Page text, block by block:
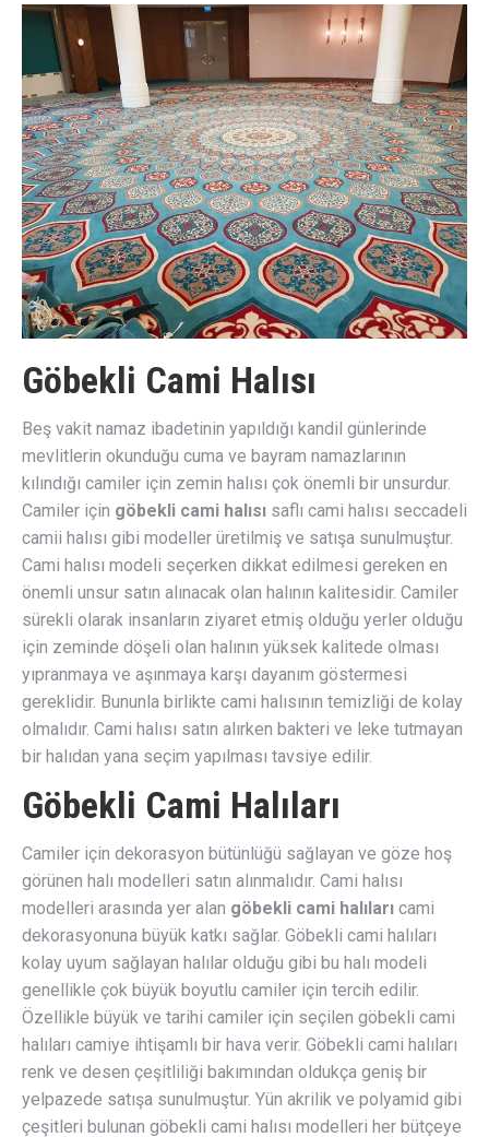
Göbekli Cami Halısı
Beş vakit namaz ibadetinin yapıldığı kandil günlerinde
mevlitlerin okunduğu cuma ve bayram namazlarının
kılındığı camiler için zemin halısı çok önemli bir unsurdur.
Camiler için göbekli cami halısı saflı cami halısı seccadeli
camii halısı gibi modeller üretilmiş ve satışa sunulmuştur.
Cami halısı modeli seçerken dikkat edilmesi gereken en
önemli unsur satın alınacak olan halının kalitesidir. Camiler
sürekli olarak insanların ziyaret etmiş olduğu yerler olduğu
için zeminde döşeli olan halının yüksek kalitede olması
yıpranmaya ve aşınmaya karşı dayanım göstermesi
gereklidir. Bununla birlikte cami halısının temizliği de kolay
olmalıdır. Cami halısı satın alırken bakteri ve leke tutmayan
bir halıdan yana seçim yapılması tavsiye edilir.
Göbekli Cami Halıları
Camiler için dekorasyon bütünlüğü sağlayan ve göze hoş
görünen halı modelleri satın alınmalıdır. Cami halısı
modelleri arasında yer alan göbekli cami halıları cami
dekorasyonuna büyük katkı sağlar. Göbekli cami halıları
kolay uyum sağlayan halılar olduğu gibi bu halı modeli
genellikle çok büyük boyutlu camiler için tercih edilir.
Özellikle büyük ve tarihi camiler için seçilen göbekli cami
halıları camiye ihtişamlı bir hava verir. Göbekli cami halıları
renk ve desen çeşitliliği bakımından oldukça geniş bir
yelpazede satışa sunulmuştur. Yün akrilik ve polyamid gibi
çeşitleri bulunan göbekli cami halısı modelleri her bütçeye